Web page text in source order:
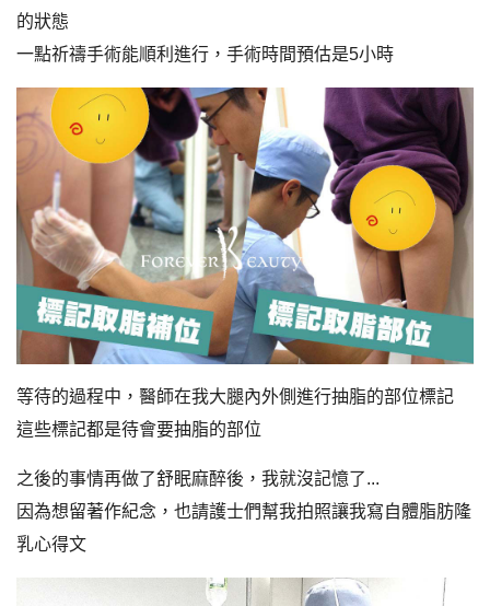
的狀態
一點祈禱手術能順利進行，手術時間預估是5小時
等待的過程中，醫師在我大腿內外側進行抽脂的部位標記
這些標記都是待會要抽脂的部位
之後的事情再做了舒眠麻醉後，我就沒記憶了...
因為想留著作紀念，也請護士們幫我拍照讓我寫自體脂肪隆
乳心得文